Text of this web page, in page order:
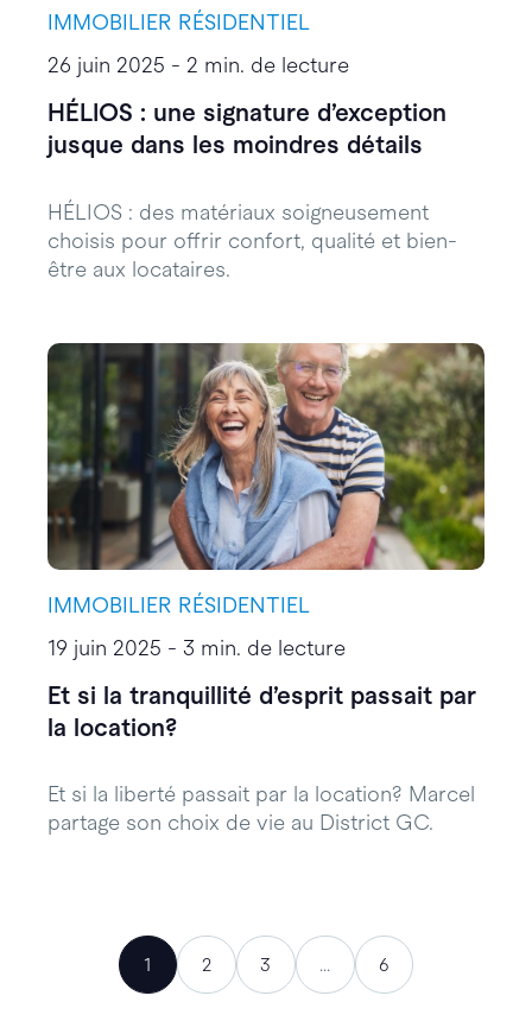
IMMOBILIER RÉSIDENTIEL
26 juin 2025 - 2 min. de lecture
HÉLIOS : une signature d’exception
jusque dans les moindres détails
HÉLIOS : des matériaux soigneusement
choisis pour offrir confort, qualité et bien-
être aux locataires.
IMMOBILIER RÉSIDENTIEL
19 juin 2025 - 3 min. de lecture
Et si la tranquillité d’esprit passait par
la location?
Et si la liberté passait par la location? Marcel
partage son choix de vie au District GC.
1 2 3 ... 6